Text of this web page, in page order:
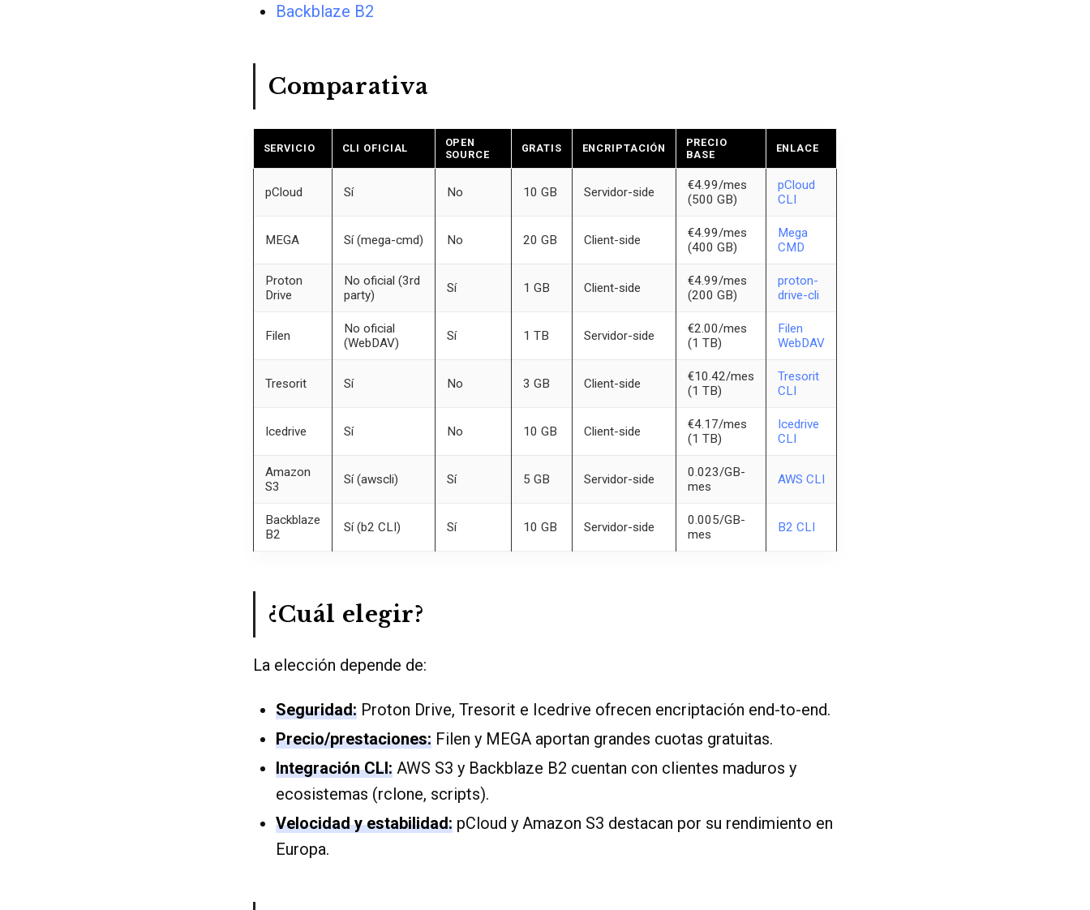
Backblaze B2
Comparativa
SERVICIO CLI OFICIAL
OPEN
SOURCE
GRATIS ENCRIPTACIÓN
PRECIO
BASE
ENLACE
pCloud Sí No 10 GB Servidor-side
€4.99/mes
(500 GB)
pCloud
CLI
MEGA Sí (mega-cmd) No 20 GB Client-side
€4.99/mes
(400 GB)
Mega
CMD
Proton
Drive
No oficial (3rd
party)
Sí 1 GB Client-side
€4.99/mes
(200 GB)
proton-
drive-cli
Filen
No oficial
(WebDAV)
Sí 1 TB Servidor-side
€2.00/mes
(1 TB)
Filen
WebDAV
Tresorit Sí No 3 GB Client-side
€10.42/mes
(1 TB)
Tresorit
CLI
Icedrive Sí No 10 GB Client-side
€4.17/mes
(1 TB)
Icedrive
CLI
Amazon
S3
Sí (awscli) Sí 5 GB Servidor-side
0.023/GB-
mes
AWS CLI
Backblaze
B2
Sí (b2 CLI) Sí 10 GB Servidor-side
0.005/GB-
mes
B2 CLI
¿Cuál elegir?
La elección depende de:
Seguridad: Proton Drive, Tresorit e Icedrive ofrecen encriptación end-to-end.
Precio/prestaciones: Filen y MEGA aportan grandes cuotas gratuitas.
Integración CLI: AWS S3 y Backblaze B2 cuentan con clientes maduros y
ecosistemas (rclone, scripts).
Velocidad y estabilidad: pCloud y Amazon S3 destacan por su rendimiento en
Europa.